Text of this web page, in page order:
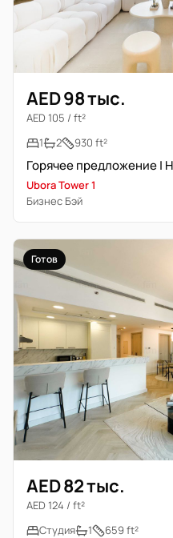
AED 98 тыс.
AED 105 / ft²
1
2 930 ft²
Ubora Tower 1
Бизнес Бэй
Готов
AED 82 тыс.
AED 124 / ft²
Студия
1 659 ft²